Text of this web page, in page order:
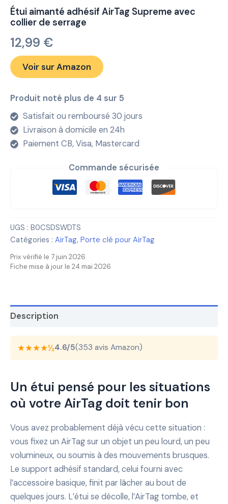
Étui aimanté adhésif AirTag Supreme avec
collier de serrage
12,99 €
Voir sur Amazon
Produit noté plus de 4 sur 5
Satisfait ou remboursé 30 jours
Livraison à domicile en 24h
Paiement CB, Visa, Mastercard
Commande sécurisée
UGS : B0CSDSWDTS
Catégories : AirTag, Porte clé pour AirTag
Prix vérifié le 7 juin 2026
Fiche mise à jour le 24 mai 2026
Description
★★★★½4.6/5(353 avis Amazon)
Un étui pensé pour les situations
où votre AirTag doit tenir bon
Vous avez probablement déjà vécu cette situation :
vous fixez un AirTag sur un objet un peu lourd, un peu
volumineux, ou soumis à des mouvements brusques.
Le support adhésif standard, celui fourni avec
l’accessoire basique, finit par lâcher au bout de
quelques jours. L’étui se décolle, l’AirTag tombe, et